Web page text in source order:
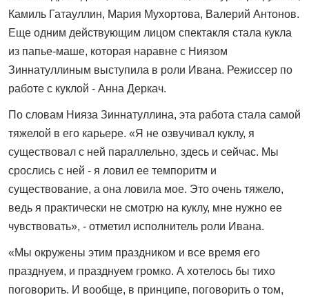
Камиль Гатауллин, Мария Мухортова, Валерий Антонов.
Еще одним действующим лицом спектакля стала кукла
из папье-маше, которая наравне с Ниязом
Зиннатуллиным выступила в роли Ивана. Режиссер по
работе с куклой - Анна Деркач.
По словам Нияза Зиннатуллина, эта работа стала самой
тяжелой в его карьере. «Я не озвучивал куклу, я
существовал с ней параллельно, здесь и сейчас. Мы
срослись с ней - я ловил ее темпоритм и
существование, а она ловила мое. Это очень тяжело,
ведь я практически не смотрю на куклу, мне нужно ее
чувствовать», - отметил исполнитель роли Ивана.
«Мы окружены этим праздником и все время его
празднуем, и празднуем громко. А хотелось бы тихо
поговорить. И вообще, в принципе, поговорить о том,